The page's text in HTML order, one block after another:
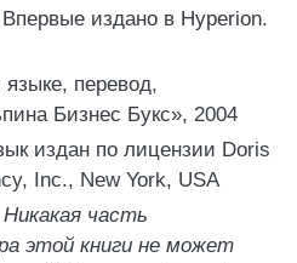
издано в Hyperion.
перевод,
Бизнес Букс», 2004
издан по лицензии Doris
Inc., New York, USA
часть
этой книги не может